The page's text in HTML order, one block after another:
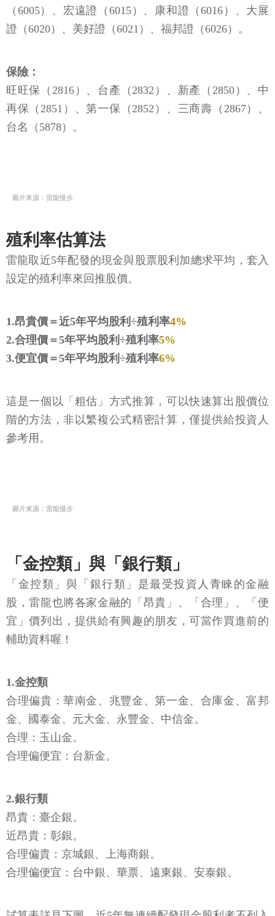
（6005）、宏遠證（6015）、康和證（6016）、大展
證（6020）、美好證（6021）、福邦證（6026）。
保險：
旺旺保（2816）、台產（2832）、新產（2850）、中
再保（2851）、第一保（2852）、三商壽（2867）、
台名（5878）。
圖片來源：雷龍慢步
殖利率估算法
雷龍取近5年配發的現金與股票股利加總求平均，套入
設定的殖利率來回推股價。
1.昂貴價＝近5年平均股利÷殖利率4%
2.合理價＝5年平均股利÷殖利率5%
3.便宜價＝5年平均股利÷殖利率6%
這是一個以「粗估」方式推算，可以快速算出股價位
階的方法，非以繁複公式精密計算，僅提供給投資人
參考用。
圖片來源：雷龍慢步
「金控類」與「銀行類」
「金控類」與「銀行類」是最受投資人青睞的金融
股，雷龍也將各家金融的「昂貴」、「合理」、「便
宜」價列出，提供給有興趣的朋友，可當作買進前的
輔助資料喔！
1.金控類
合理偏貴：華南金、兆豐金、第一金、合庫金、富邦
金、國泰金、元大金、永豐金、中信金。
合理：玉山金。
合理偏便宜：台新金。
2.銀行類
昂貴：臺企銀。
近昂貴：彰銀。
合理偏貴：京城銀、上海商銀。
合理偏便宜：台中銀、華票、遠東銀、安泰銀。